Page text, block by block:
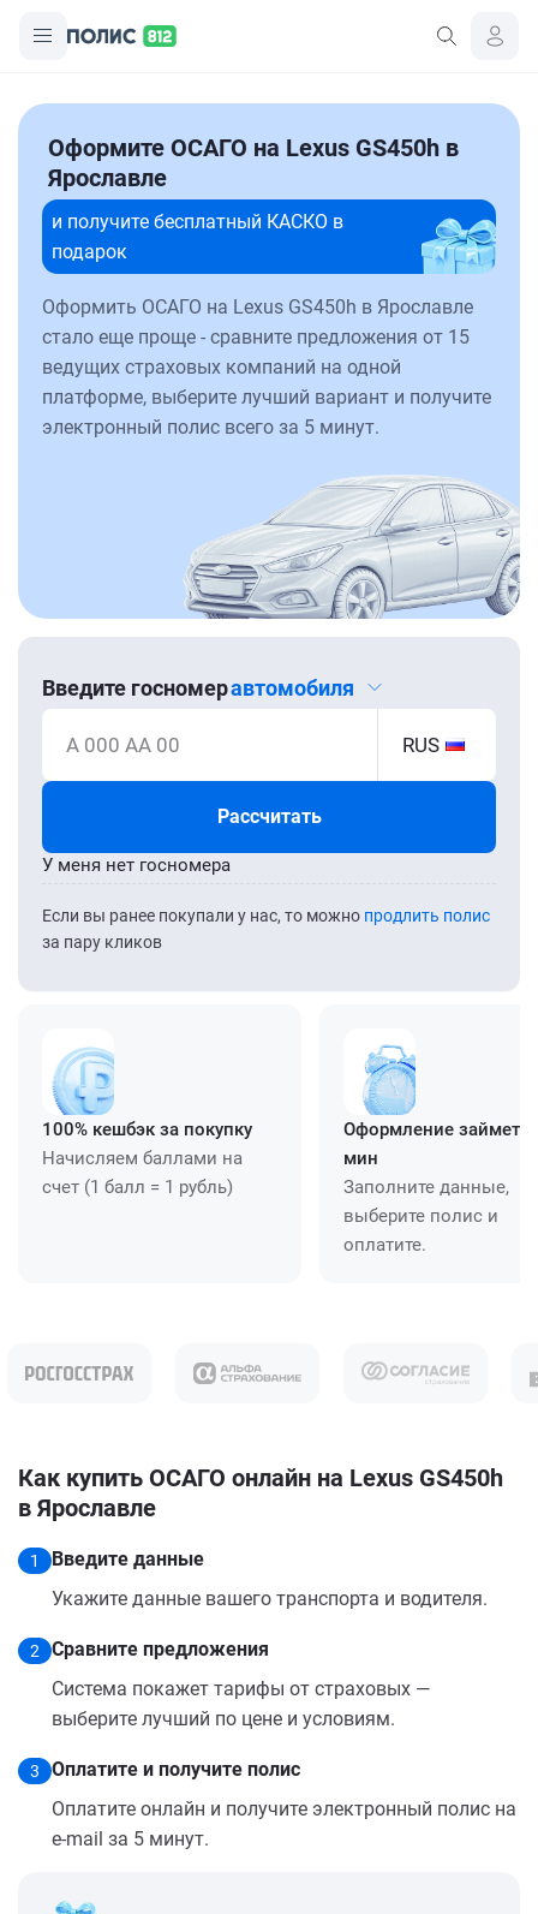
Оформите ОСАГО на Lexus GS450h в
Ярославле
и получите бесплатный КАСКО в
подарок
Оформить ОСАГО на Lexus GS450h в Ярославле
стало еще проще - сравните предложения от 15
ведущих страховых компаний на одной
платформе, выберите лучший вариант и получите
электронный полис всего за 5 минут.
Введите госномеравтомобиля
А 000 АА 00 RUS
Рассчитать
Если вы ранее покупали у нас, то можно продлить полис
за пару кликов
У меня нет госномера
100% кешбэк за покупку
Начисляем баллами на
счет (1 балл = 1 рубль)
Оформление займет
мин
Заполните данные,
выберите полис и
оплатите.
Как купить ОСАГО онлайн на Lexus GS450h
в Ярославле
1
Введите данные
Укажите данные вашего транспорта и водителя.
2
Сравните предложения
Система покажет тарифы от страховых —
выберите лучший по цене и условиям.
3
Оплатите и получите полис
Оплатите онлайн и получите электронный полис на
e-mail за 5 минут.